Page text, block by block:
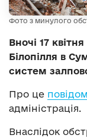
Фото з минулого
Вночі 17
Білопілля в
систем
Про це
адміністрація.
Внаслідок